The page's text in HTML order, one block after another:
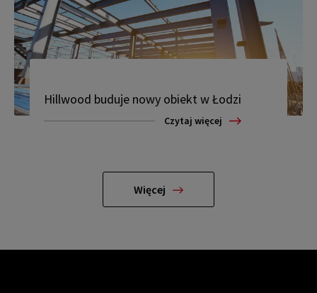
Więcej
Hillwood buduje nowy obiekt w Łodzi
Czytaj więcej